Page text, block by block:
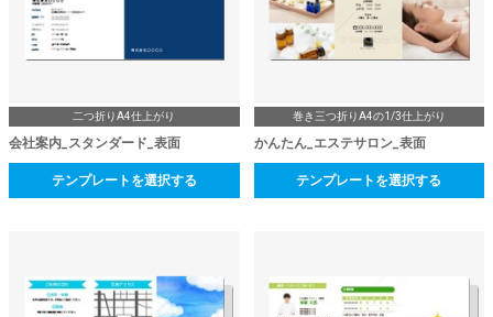
二つ折りA4仕上がり
会社案内_スタンダード_表面
テンプレートを選択する
巻き三つ折りA4の1/3仕上がり
かんたん_エステサロン_表面
テンプレートを選択する